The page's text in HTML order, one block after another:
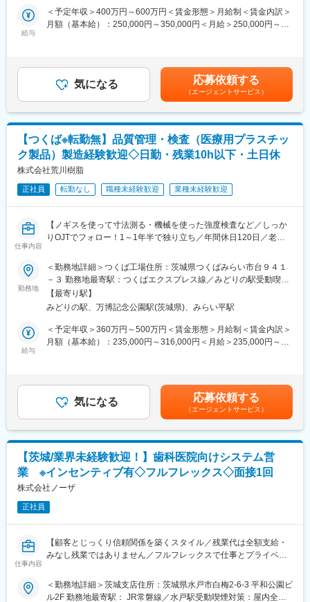
代7名と若手も多くご活躍いただいております。
※外部研修や試験についても終業時間内で行っていただきます。
研修や資格取得に伴う費用・交通費は全額支給し、休日手当もご
ざいます。
■同社の特徴：
成形段階を考慮した金型製作から、成形・加工に至るまで、自社
工場内の最新設備で行っています。品質管理体制を充実させ、測
定機器を使った精密な検査を実施しており、高品質な製品を安定
的に顧客へ届けています。また、衛生面ではクリーンルーム・滅
菌装置等を整備し、ＧＭＰに対応した新工場で徹底的な環境管理
変更の範囲：会社の定める業務
★医薬品投与後の血漿、尿、糞、胆汁などに存在する未知代謝物
について、試料前処理条件の検討から質量分析データの解釈、構
以下の業務を全て初めから直ぐにではなく、徐々に教育もさせて
頂きながら慣れて頂けたらと考えております。
◎LC-HRMSを用いた測定条件の設定および最適化
◎MSおよびMS/MSスペクトルを基にした代謝物の構造推定
◎標準品との比較による代謝物の同定
◎試験データの解析、報告書作成
◎信頼性基準に基づく試験実施および記録管理
◎分析機器の維持管理、運用改善
◎試験責任者または試験担当者業務
■特徴：
・本業務は分析機器オペレーションに留まらず、質量分析データ
・MS/MSスペクトルの開裂挙動を解釈し、代謝反応部位や化学構
造を考察するため、有機化学に関する知識をお持ちの方を募って
います。
・生体試料からの抽出や前処理など実験操作は分析結果に大きく
頂きたいと思います。
また、相談により在宅勤務も可能です。
■組織構成：
グループリーダー1名、メンバー27名 男性13名、女性15名の組
織です。
平均年齢46歳となっております。
■競合優位性：
・老舗の受託研究機関として扱う研究の幅が広く深いことが業界
内でも認知されています。各種学会での論文発表件数は業界トッ
ます。このことから各研究知見がきちんと蓄積・引き継がれ、研
究機関としての質を高めています。
変更の範囲：会社の定める業務
給与
＜予定年収＞400万円～600万円＜賃金形態＞月給制＜賃金内訳＞
月額（基本給）：250,000円～350,000円＜月給＞250,000円～
する可能性があります。月給(月額)は固定手当を含めた表記です。
気になる 応募依頼する
（エージェントサービス）
【つくば※転勤無】品質管理・検査（医療用プラスチッ
ク製品）製造経験歓迎◇日勤・残業10h以下・土日休
株式会社荒川樹脂
正社員 転勤なし 職種未経験歓迎 業種未経験歓迎
仕事内容
【ノギスを使って寸法測る・機械を使った強度検査など／しっか
りOJTでフォロー！1～1年半で独り立ち／年間休日120日／老舗
当社では、医療関連機材や半導体関連製品など、参入障壁の高い
製品を扱っています。医療向けにはシリンジ、医薬品用包装容器
などを展開しており、顧客特性上非常に重要である品質管理ポジ
ションをお任せします。
■業務内容：
やプラスチックの強度測定機等を使用して計測し、その出来具合
を考察、評価）
・課題に対して自分なりに考え、組織を巻き込み解決に向かえる
方
・製造現場との柔軟なコミュニケーションが取れる方
∟不備等何かあった際に現場に確認をしたり、問題提起・課題
特定をしたりという業務が発生するため。
■組織構成：
管理部品質管理課には10名が在籍しております。
20～30代5名、40以上5名（パート社員含む）
課長はじめ入社からOJTでフォローいたします。
完全な独り立ちまで1年～1年半を想定してしっかり育成いたしま
勤務地
＜勤務地詳細＞つくば工場住所：茨城県つくばみらい市台９４１
－３ 勤務地最寄駅：つくばエクスプレス線／みどりの駅受動喫煙
対策：屋内全面禁煙変更の範囲：会社の定める事業所
【最寄り駅】
みどりの駅、万博記念公園駅(茨城県)、みらい平駅
給与
＜予定年収＞360万円～500万円＜賃金形態＞月給制＜賃金内訳＞
月額（基本給）：235,000円～316,000円＜月給＞235,000円～
気になる 応募依頼する
（エージェントサービス）
【茨城/業界未経験歓迎！】歯科医院向けシステム営
業 ※インセンティブ有◇フルフレックス◇面接1回
株式会社ノーザ
正社員
仕事内容
【顧客とじっくり信頼関係を築くスタイル／残業代は全額支給・
みなし残業ではありません／フルフレックスで仕事とプライベー
販売代理店や既にお取引がある歯科医院を中心に、当社製品であ
＜勤務地詳細＞茨城支店住所：茨城県水戸市白梅2-6-3 平和公園ビ
ル2F 勤務地最寄駅： JR常磐線／水戸駅受動喫煙対策：屋内全面